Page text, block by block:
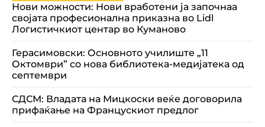
Нови можности: Нови вработени ја започнаа
својата професионална приказна во Lidl
Логистичкиот центар во Куманово
Герасимовски: Основното училиште „11
Октомври” со нова библиотека-медијатека од
септември
СДСМ: Владата на Мицкоски веќе договорила
прифаќање на Францускиот предлог